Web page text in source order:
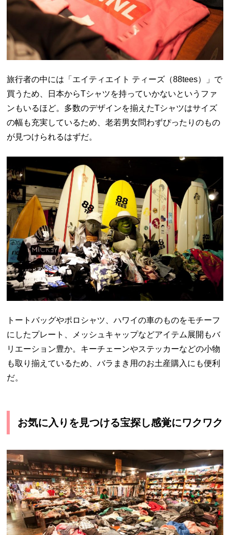
旅行者の中には「エイティエイト ティーズ（88tees）」で
買うため、日本からTシャツを持っていかないというファ
ンもいるほど。多数のデザインを揃えたTシャツはサイズ
の幅も充実しているため、老若男女問わずぴったりのもの
が見つけられるはずだ。
トートバッグやポロシャツ、ハワイの車のものをモチーフ
にしたプレート、メッシュキャップなどアイテム展開もバ
リエーション豊か。キーチェーンやステッカーなどの小物
も取り揃えているため、バラまき用のお土産購入にも便利
だ。
お気に入りを見つける宝探し感覚にワクワク